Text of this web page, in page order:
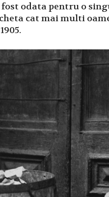
fost odata pentru o
cat mai multi